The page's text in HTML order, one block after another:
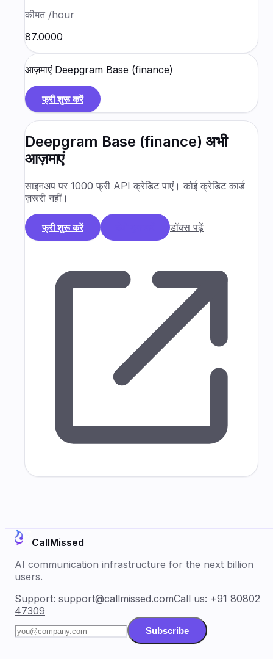
कीमत /hour
₹87.0000
आज़माएं Deepgram Base (finance)
फ्री शुरू करें
Deepgram Base (finance) अभी
आज़माएं
साइनअप पर 1000 फ्री API क्रेडिट पाएं। कोई क्रेडिट कार्ड
ज़रूरी नहीं।
फ्री शुरू करें डॉक्स पढ़ें
CallMissed
AI communication infrastructure for the next billion
users.
Support: support@callmissed.comCall us: +91 80802
47309
Subscribe